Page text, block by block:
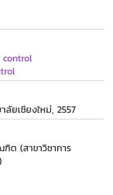
ยเชียงใหม่, 2557
ต (สาขาวิชาการ